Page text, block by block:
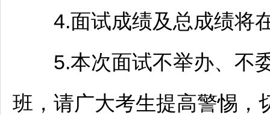
4.面试成绩及总成绩将在
5.本次面试不举办、不委
班，请广大考生提高警惕，